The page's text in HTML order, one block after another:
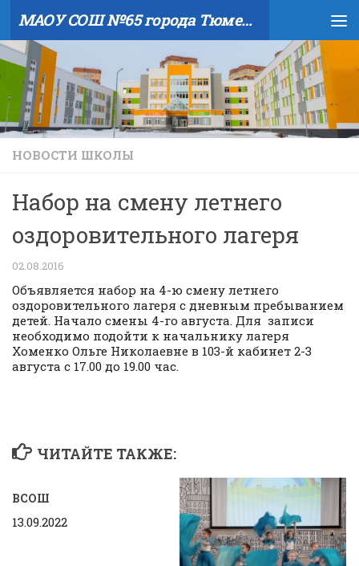
Skip to content МАОУ СОШ №65 города Тюмени
НОВОСТИ ШКОЛЫ
Набор на смену летнего
оздоровительного лагеря
02.08.2016
Объявляется набор на 4-ю смену летнего
оздоровительного лагеря с дневным пребыванием
детей. Начало смены 4-го августа. Для записи
необходимо подойти к начальнику лагеря
Хоменко Ольге Николаевне в 103-й кабинет 2-3
августа с 17.00 до 19.00 час.
ЧИТАЙТЕ ТАКЖЕ:
ВСОШ
13.09.2022